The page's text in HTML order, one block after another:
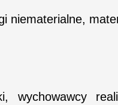
niematerialne,
wychowawcy